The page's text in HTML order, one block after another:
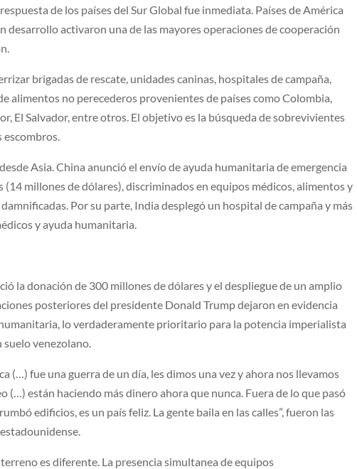
de los países del Sur Global fue inmediata. Países de América
desarrollo activaron una de las mayores operaciones de cooperación
brigadas de rescate, unidades caninas, hospitales de campaña,
alimentos no perecederos provenientes de países como Colombia,
El Salvador, entre otros. El objetivo es la búsqueda de sobrevivientes
escombros.
Asia. China anunció el envío de ayuda humanitaria de emergencia
(14 millones de dólares), discriminados en equipos médicos, alimentos y
Por su parte, India desplegó un hospital de campaña y más
y ayuda humanitaria.
la donación de 300 millones de dólares y el despliegue de un amplio
posteriores del presidente Donald Trump dejaron en evidencia
lo verdaderamente prioritario para la potencia imperialista
suelo venezolano.
(…) fue una guerra de un día, les dimos una vez y ahora nos llevamos
(…) están haciendo más dinero ahora que nunca. Fuera de lo que pasó
edificios, es un país feliz. La gente baila en las calles”, fueron las
es diferente. La presencia simultanea de equipos